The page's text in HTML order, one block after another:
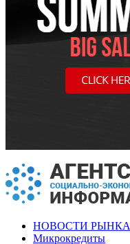
НОВОСТИ РЫНКА
Микрокредиты